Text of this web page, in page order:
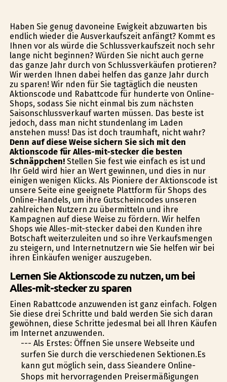
Haben Sie genug davoneine Ewigkeit abzuwarten bis
endlich wieder die Ausverkaufszeit anfängt? Kommt es
Ihnen vor als würde die Schlussverkaufszeit noch sehr
lange nicht beginnen? Würden Sie nicht auch gerne
das ganze Jahr durch von Schlussverkäufen profitieren?
Wir werden Ihnen dabei helfen das ganze Jahr durch
zu sparen! Wir finden für Sie tagtäglich die neusten
Aktionscode und Rabattcode für hunderte von Online-
Shops, sodass Sie nicht einmal bis zum nächsten
Saisonschlussverkauf warten müssen. Das beste ist
jedoch, dass man nicht stundenlang im Laden
anstehen muss! Das ist doch traumhaft, nicht wahr?
Denn auf diese Weise sichern Sie sich mit den
Aktionscode für Alles-mit-stecker die besten
Schnäppchen!Stellen Sie fest wie einfach es ist und
Ihr Geld wird hier an Wert gewinnen, und dies in nur
einigen wenigen Klicks. Als Pioniere der Aktionscode ist
unsere Seite eine geeignete Plattform für Shops des
Online-Handels, um ihre Gutscheincodes unseren
zahlreichen Nutzern zu übermitteln und ihre
Kampagnen auf diese Weise zu fördern. Wir helfen
Shops wie Alles-mit-stecker dabei den Kunden ihre
Botschaft weiterzuleiten und so ihre Verkaufsmengen
zu steigern, und Internetnutzern wie Sie helfen wir bei
ihren Einkäufen weniger auszugeben.
Lernen Sie Aktionscode zu nutzen, um bei
Alles-mit-stecker zu sparen
Einen Rabattcode anzuwenden ist ganz einfach. Folgen
Sie diese drei Schritte und bald werden Sie sich daran
gewöhnen, diese Schritte jedesmal bei all Ihren Käufen
im Internet anzuwenden.
--- Als Erstes: Öffnen Sie unsere Webseite und
surfen Sie durch die verschiedenen Sektionen.Es
kann gut möglich sein, dass Sieandere Online-
Shops mit hervorragenden Preisermäßigungen